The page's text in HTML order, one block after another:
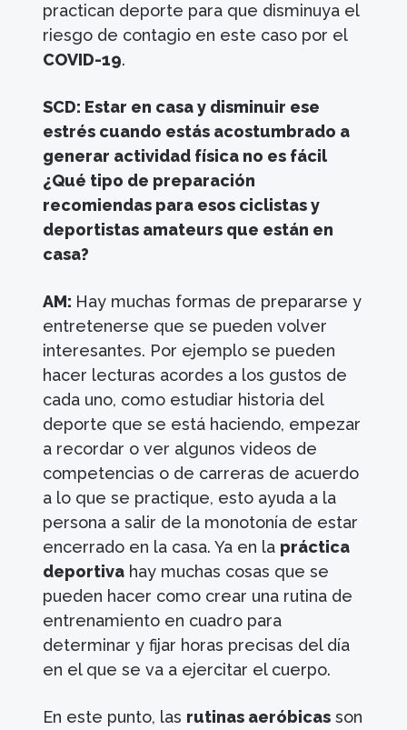
practican deporte para que disminuya el
riesgo de contagio en este caso por el
COVID-19.
SCD: Estar en casa y disminuir ese
estrés cuando estás acostumbrado a
generar actividad física no es fácil
¿Qué tipo de preparación
recomiendas para esos ciclistas y
deportistas amateurs que están en
casa?
AM: Hay muchas formas de prepararse y
entretenerse que se pueden volver
interesantes. Por ejemplo se pueden
hacer lecturas acordes a los gustos de
cada uno, como estudiar historia del
deporte que se está haciendo, empezar
a recordar o ver algunos videos de
competencias o de carreras de acuerdo
a lo que se practique, esto ayuda a la
persona a salir de la monotonía de estar
encerrado en la casa. Ya en la práctica
deportiva hay muchas cosas que se
pueden hacer como crear una rutina de
entrenamiento en cuadro para
determinar y fijar horas precisas del día
en el que se va a ejercitar el cuerpo.
En este punto, las rutinas aeróbicas son